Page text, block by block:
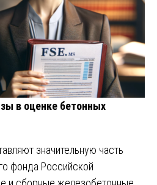
в оценке бетонных
значительную часть
фонда Российской